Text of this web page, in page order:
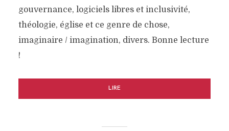
gouvernance, logiciels libres et inclusivité,
théologie, église et ce genre de chose,
imaginaire / imagination, divers. Bonne lecture
!
LIRE